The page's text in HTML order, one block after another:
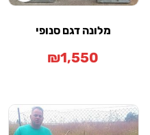
מלונה דגם סנופי
₪1,550